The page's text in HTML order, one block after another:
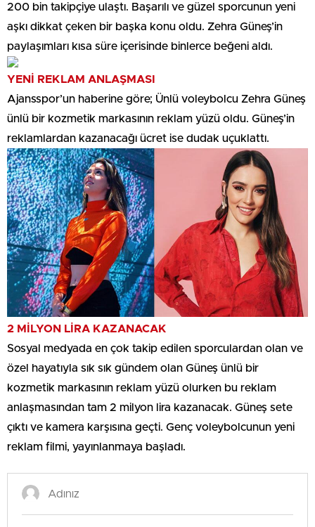
200 bin takipçiye ulaştı. Başarılı ve güzel sporcunun yeni
aşkı dikkat çeken bir başka konu oldu. Zehra Güneş’in
paylaşımları kısa süre içerisinde binlerce beğeni aldı.
YENİ REKLAM ANLAŞMASI
Ajansspor’un haberine göre; Ünlü voleybolcu Zehra Güneş
ünlü bir kozmetik markasının reklam yüzü oldu. Güneş’in
reklamlardan kazanacağı ücret ise dudak uçuklattı.
2 MİLYON LİRA KAZANACAK
Sosyal medyada en çok takip edilen sporculardan olan ve
özel hayatıyla sık sık gündem olan Güneş ünlü bir
kozmetik markasının reklam yüzü olurken bu reklam
anlaşmasından tam 2 milyon lira kazanacak. Güneş sete
çıktı ve kamera karşısına geçti. Genç voleybolcunun yeni
reklam filmi, yayınlanmaya başladı.